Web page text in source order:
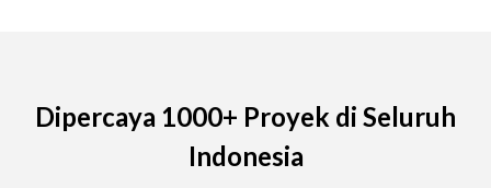
Dipercaya 1000+ Proyek di Seluruh
Indonesia